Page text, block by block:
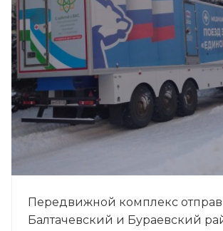
Передвижной комплекс
Балтачевский и Бураевский